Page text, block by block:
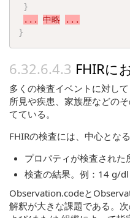
}
...
中略
...
}
FHIRに
多くの検査イベントに対し
所見や疾患、家族歴などの
てている。
FHIRの検査には、中心とな
プロパティが検査され
検査の結果。例：14 g/dl
Observation.codeと
解釈が大きな課題である。